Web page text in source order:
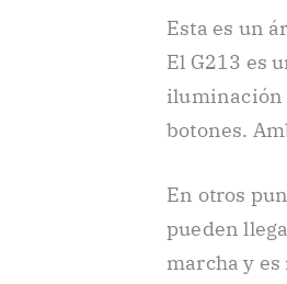
Esta es un
El G213 es
iluminación
botones.
En otros
pueden
marcha y